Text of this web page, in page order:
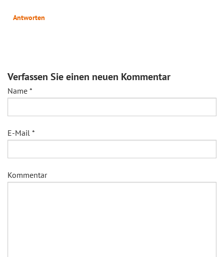
Antworten
Verfassen Sie einen neuen Kommentar
Name *
E-Mail *
Kommentar